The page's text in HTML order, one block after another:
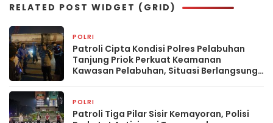
RELATED POST WIDGET (GRID)
POLRI
Patroli Cipta Kondisi Polres Pelabuhan
Tanjung Priok Perkuat Keamanan
Kawasan Pelabuhan, Situasi Berlangsung
POLRI
Patroli Tiga Pilar Sisir Kemayoran, Polisi